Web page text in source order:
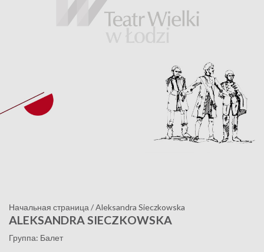
Начальная страница /Aleksandra Sieczkowska
ALEKSANDRA SIECZKOWSKA
Группа: Балет